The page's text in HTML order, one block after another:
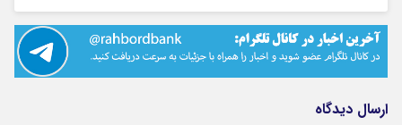
ارسال دیدگاه